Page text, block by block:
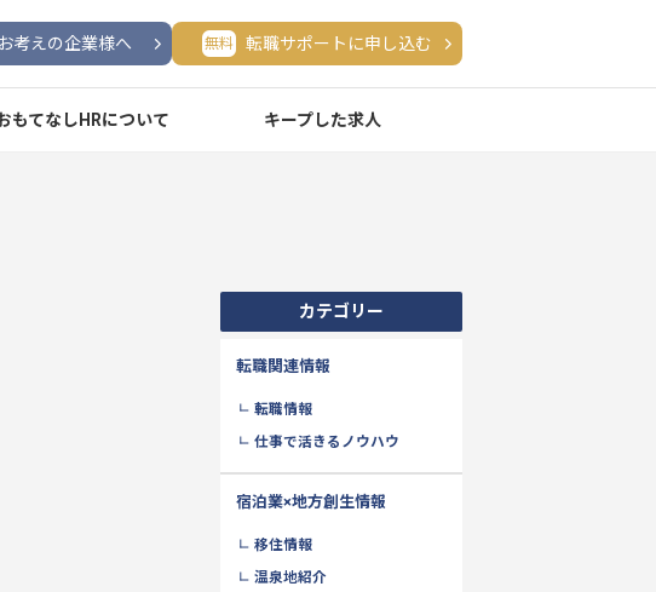
考えの企業様へ 無料 転職サポートに申し込む
もてなしHRについて キープした求人
カテゴリー
転職関連情報
転職情報
仕事で活きるノウハウ
宿泊業×地方創生情報
移住情報
温泉地紹介